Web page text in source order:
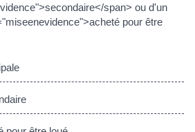
span> ou d'un
pour être